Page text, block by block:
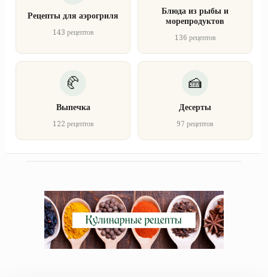
Рецепты для аэрогриля
143 рецептов
Блюда из рыбы и
морепродуктов
136 рецептов
Выпечка
122 рецептов
Десерты
97 рецептов